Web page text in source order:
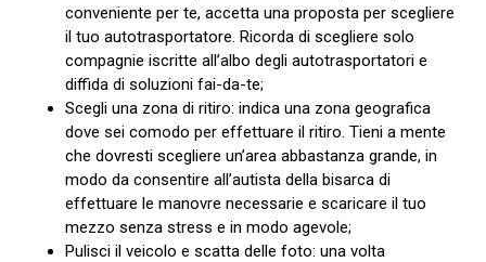
conveniente per te, accetta una proposta per scegliere
il tuo autotrasportatore. Ricorda di scegliere solo
compagnie iscritte all’albo degli autotrasportatori e
diffida di soluzioni fai-da-te;
Scegli una zona di ritiro: indica una zona geografica
dove sei comodo per effettuare il ritiro. Tieni a mente
che dovresti scegliere un’area abbastanza grande, in
modo da consentire all’autista della bisarca di
effettuare le manovre necessarie e scaricare il tuo
mezzo senza stress e in modo agevole;
Pulisci il veicolo e scatta delle foto: una volta